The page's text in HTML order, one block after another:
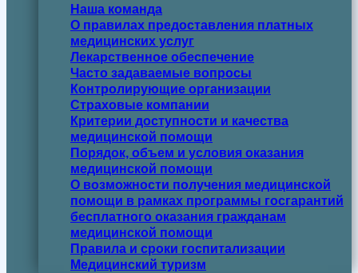
Наша команда
О правилах предоставления платных
медицинских услуг
Лекарственное обеспечение
Часто задаваемые вопросы
Контролирующие организации
Страховые компании
Критерии доступности и качества
медицинской помощи
Порядок, объем и условия оказания
медицинской помощи
О возможности получения медицинской
помощи в рамках программы госгарантий
бесплатного оказания гражданам
медицинской помощи
Правила и сроки госпитализации
Медицинский туризм